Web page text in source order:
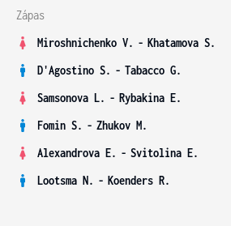
Zápas
Miroshnichenko V. - Khatamova S.
D'Agostino S. - Tabacco G.
Samsonova L. - Rybakina E.
Fomin S. - Zhukov M.
Alexandrova E. - Svitolina E.
Lootsma N. - Koenders R.